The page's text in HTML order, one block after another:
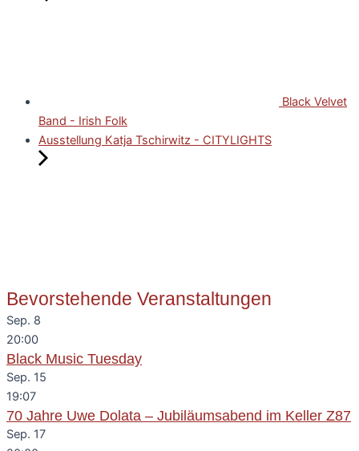
Black Velvet
Band - Irish Folk
Ausstellung Katja Tschirwitz - CITYLIGHTS
Bevorstehende Veranstaltungen
Sep. 8
20:00
Black Music Tuesday
Sep. 15
19:07
70 Jahre Uwe Dolata – Jubiläumsabend im Keller Z87
Sep. 17